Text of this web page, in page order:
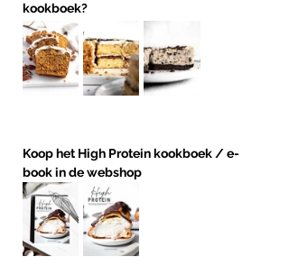
kookboek?
Koop het High Protein kookboek / e-
book in de webshop